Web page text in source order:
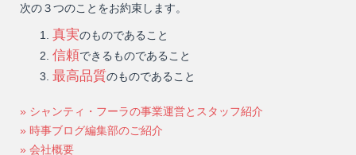
次の３つのことをお約束します。
真実のものであること
信頼できるものであること
最高品質のものであること
» シャンティ・フーラの事業運営とスタッフ紹介
» 時事ブログ編集部のご紹介
» 会社概要